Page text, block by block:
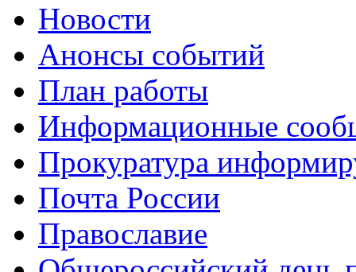
Новости
Анонсы событий
План работы
Информационные
Прокуратура
Почта России
Православие